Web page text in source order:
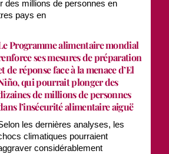
des millions de personnes en
pays en
Programme alimentaire mondial
ses mesures de préparation
de réponse face à la menace d’El
qui pourrait plonger des
de millions de personnes
l’insécurité alimentaire aiguë
les dernières analyses, les
climatiques pourraient
considérablement